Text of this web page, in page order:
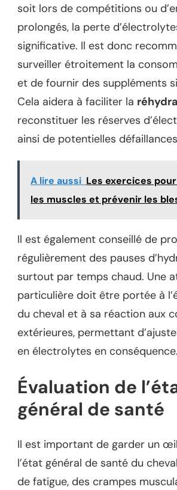
soit lors de compétitions ou
prolongés, la perte
significative. Il est donc
surveiller étroitement la
et de fournir des suppléments
Cela aidera à faciliter la
reconstituer les réserves
ainsi de potentielles
A lire aussi Les exercices
les muscles et prévenir les
Il est également conseillé de
régulièrement des pauses
surtout par temps chaud. Une
particulière doit être portée à
du cheval et à sa réaction aux
extérieures, permettant
en électrolytes en conséquence.
Évaluation de
général de santé
Il est important de garder un
l’état général de santé du
de fatigue, des crampes